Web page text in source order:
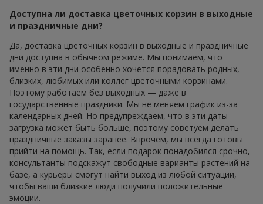
Доступна ли доставка цветочных корзин в выходные
и праздничные дни?
Да, доставка цветочных корзин в выходные и праздничные
дни доступна в обычном режиме. Мы понимаем, что
именно в эти дни особенно хочется порадовать родных,
близких, любимых или коллег цветочными корзинами.
Поэтому работаем без выходных — даже в
государственные праздники. Мы не меняем график из-за
календарных дней. Но предупреждаем, что в эти даты
загрузка может быть больше, поэтому советуем делать
праздничные заказы заранее. Впрочем, мы всегда готовы
прийти на помощь. Так, если подарок понадобился срочно,
консультанты подскажут свободные варианты растений на
базе, а курьеры смогут найти выход из любой ситуации,
чтобы ваши близкие люди получили положительные
эмоции.